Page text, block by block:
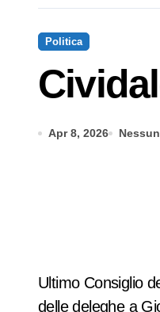
Politica
Apr 8, 2026
Ultimo Consiglio
delle deleghe a